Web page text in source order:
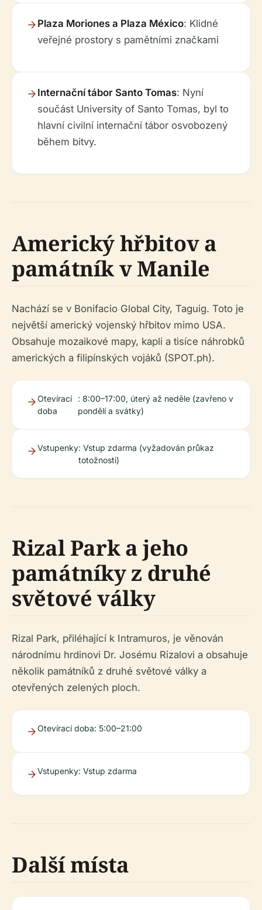
Plaza Moriones a Plaza México: Klidné
veřejné prostory s pamětními značkami
Internační tábor Santo Tomas: Nyní
součást University of Santo Tomas, byl to
hlavní civilní internační tábor osvobozený
během bitvy.
Americký hřbitov a
památník v Manile
Nachází se v Bonifacio Global City, Taguig. Toto je
největší americký vojenský hřbitov mimo USA.
Obsahuje mozaikové mapy, kapli a tisíce náhrobků
amerických a filipínských vojáků (SPOT.ph).
Otevírací
doba
: 8:00–17:00, úterý až neděle (zavřeno v
pondělí a svátky)
Vstupenky: Vstup zdarma (vyžadován průkaz
totožnosti)
Rizal Park a jeho
památníky z druhé
světové války
Rizal Park, přiléhající k Intramuros, je věnován
národnímu hrdinovi Dr. Josému Rizalovi a obsahuje
několik památníků z druhé světové války a
otevřených zelených ploch.
Otevírací doba: 5:00–21:00
Vstupenky: Vstup zdarma
Další místa